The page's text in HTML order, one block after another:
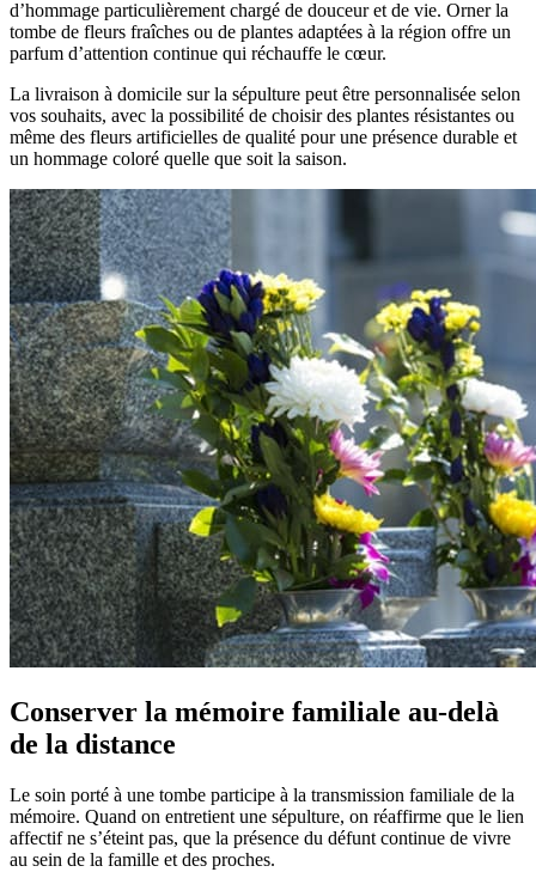
d’hommage particulièrement chargé de douceur et de vie. Orner la
tombe de fleurs fraîches ou de plantes adaptées à la région offre un
parfum d’attention continue qui réchauffe le cœur.
La livraison à domicile sur la sépulture peut être personnalisée selon
vos souhaits, avec la possibilité de choisir des plantes résistantes ou
même des fleurs artificielles de qualité pour une présence durable et
un hommage coloré quelle que soit la saison.
Conserver la mémoire familiale au-delà
de la distance
Le soin porté à une tombe participe à la transmission familiale de la
mémoire. Quand on entretient une sépulture, on réaffirme que le lien
affectif ne s’éteint pas, que la présence du défunt continue de vivre
au sein de la famille et des proches.